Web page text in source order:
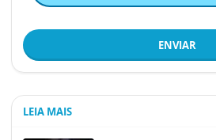
ENVIAR
LEIA MAIS